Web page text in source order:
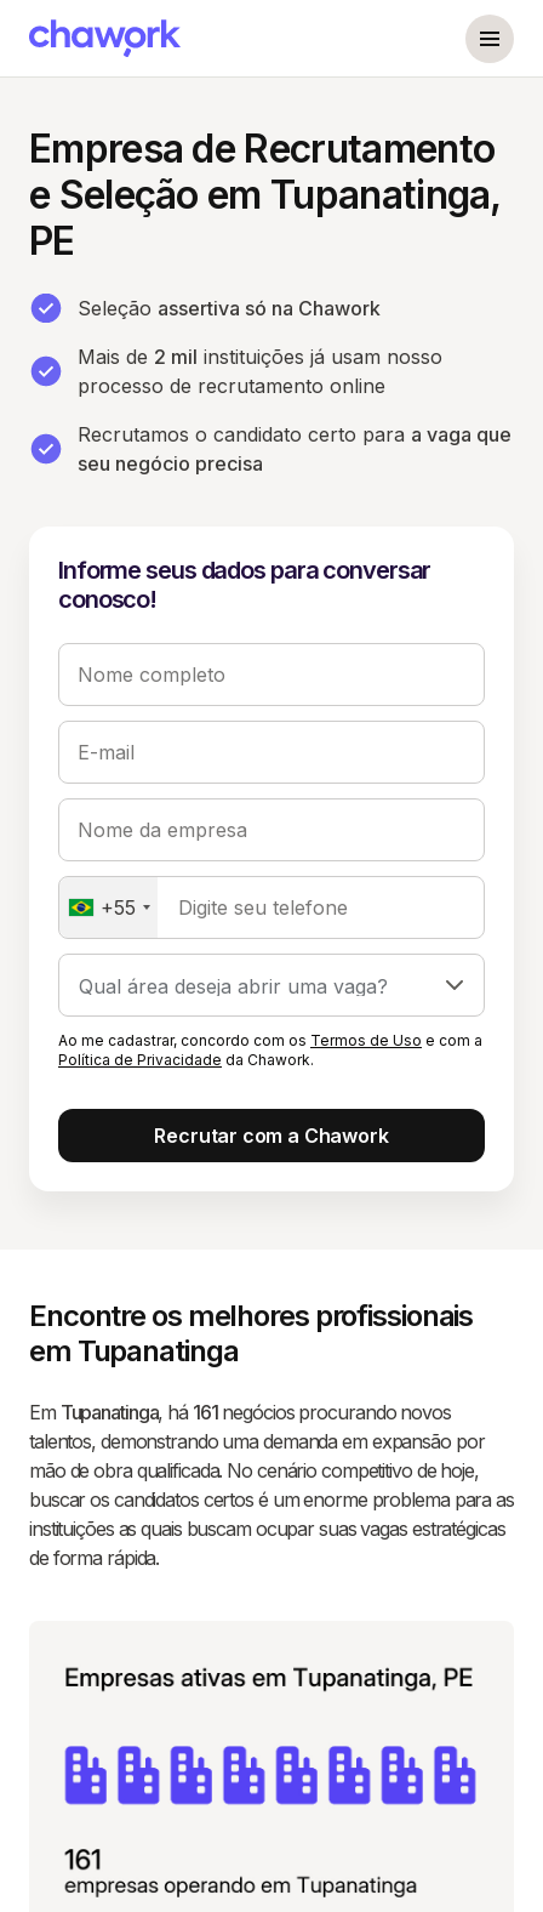
Empresa de Recrutamento
e Seleção em Tupanatinga,
PE
Seleção assertiva só na Chawork
Mais de 2 mil instituições já usam nosso
processo de recrutamento online
Recrutamos o candidato certo para a vaga que
seu negócio precisa
Informe seus dados para conversar
conosco!
Nome completo
E-mail
Nome da empresa
+55 Digite seu telefone
Ao me cadastrar, concordo com os Termos de Uso e com a
Política de Privacidade da Chawork.
Recrutar com a Chawork
Encontre os melhores profissionais
em Tupanatinga
Em Tupanatinga, há 161negócios procurando novos
talentos, demonstrando uma demanda em expansão por
mão de obra qualificada. No cenário competitivo de hoje,
buscar os candidatos certos é um enorme problema para as
instituições as quais buscam ocupar suas vagas estratégicas
de forma rápida.